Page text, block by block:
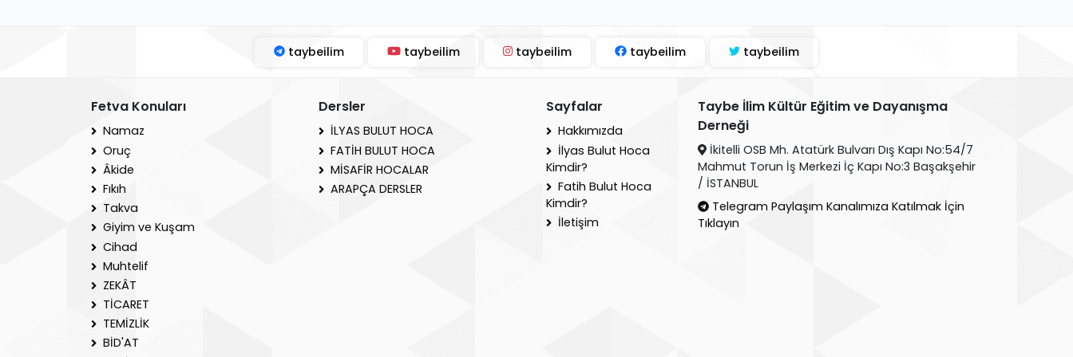
taybeilim taybeilim taybeilim taybeilim taybeilim
Fetva Konuları
Namaz
Oruç
Âkide
Fıkıh
Takva
Giyim ve Kuşam
Cihad
Muhtelif
ZEKÂT
TİCARET
TEMİZLİK
BİD'AT
Dersler
İLYAS BULUT HOCA
FATİH BULUT HOCA
MİSAFİR HOCALAR
ARAPÇA DERSLER
Sayfalar
Hakkımızda
İlyas Bulut Hoca
Kimdir?
Fatih Bulut Hoca
Kimdir?
İletişim
Taybe İlim Kültür Eğitim ve Dayanışma
Derneği
İkitelli OSB Mh. Atatürk Bulvarı Dış Kapı No:54/7
Mahmut Torun İş Merkezi İç Kapı No:3 Başakşehir
/ İSTANBUL
Telegram Paylaşım Kanalımıza Katılmak İçin
Tıklayın